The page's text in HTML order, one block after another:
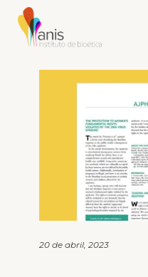
20 de abril, 2023